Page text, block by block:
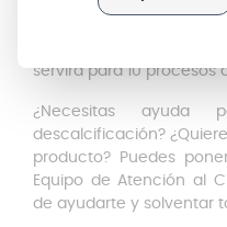
servirá para 10 procesos
¿Necesitas
descalcificación?
producto? Puedes
Equipo de Atención al
de ayudarte y solventar